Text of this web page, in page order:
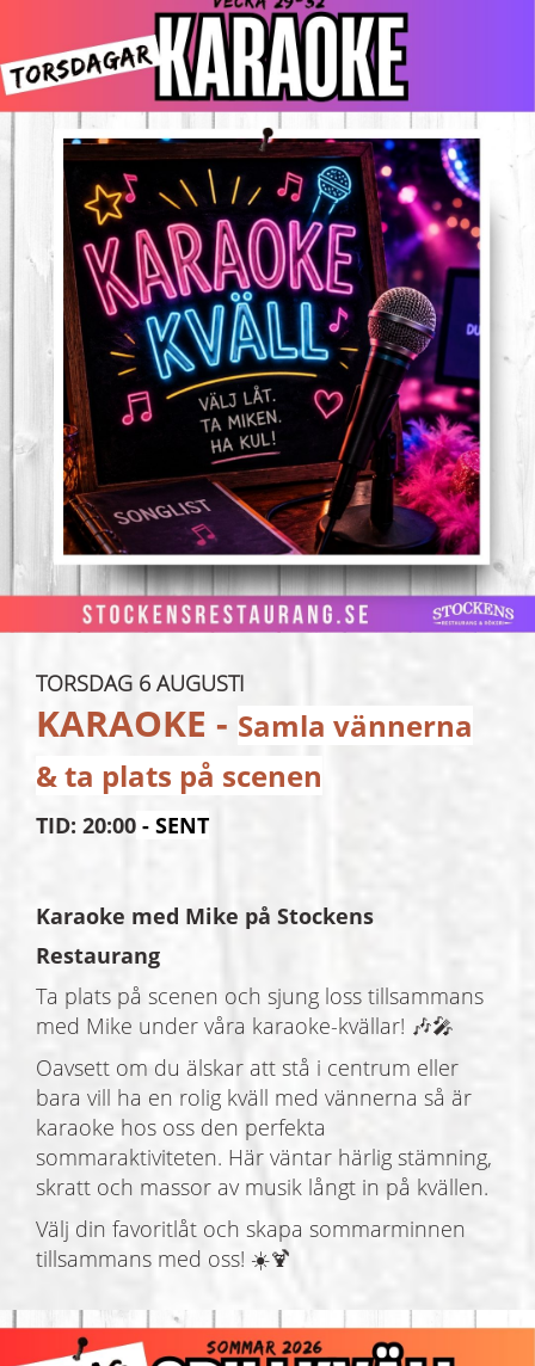
TORSDAG 6 AUGUSTI
KARAOKE - Samla vännerna
& ta plats på scenen
TID: 20:00 - SENT
Karaoke med Mike på Stockens
Restaurang
Ta plats på scenen och sjung loss tillsammans
med Mike under våra karaoke-kvällar! 🎶🎤
Oavsett om du älskar att stå i centrum eller
bara vill ha en rolig kväll med vännerna så är
karaoke hos oss den perfekta
sommaraktiviteten. Här väntar härlig stämning,
skratt och massor av musik långt in på kvällen.
Välj din favoritlåt och skapa sommarminnen
tillsammans med oss! ☀️🍹